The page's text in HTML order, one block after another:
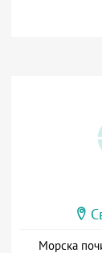
Морска